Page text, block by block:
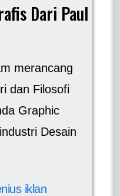
Dari Paul
merancang
dan Filosofi
Graphic
Desain
iklan